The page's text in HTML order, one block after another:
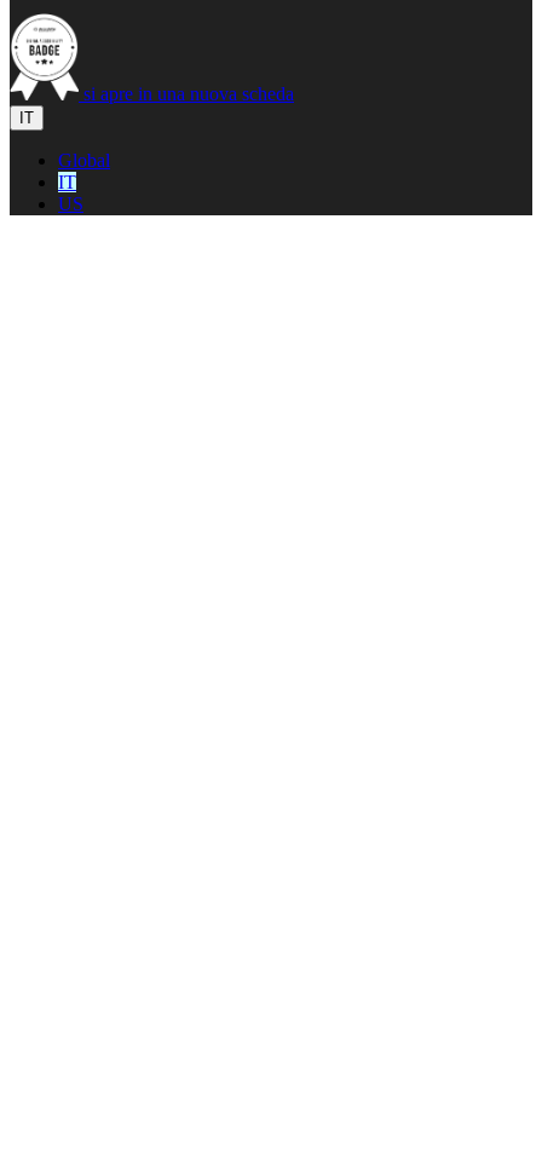
si apre in una nuova scheda
IT
Global
IT
US